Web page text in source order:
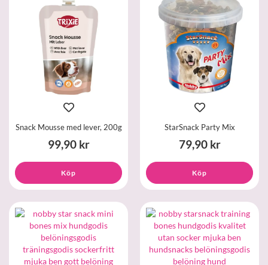
Snack Mousse med lever, 200g
99,90 kr
Köp
StarSnack Party Mix
79,90 kr
Köp